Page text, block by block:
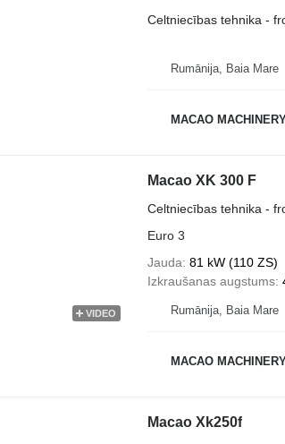
Celtniecības tehnika -
Rumānija, Baia Mare
MACAO
VIDEO
Macao XK 300 F
Celtniecības tehnika -
Euro 3
Jauda 81 kW (110 ZS)
Izkraušanas augstums
Rumānija, Baia Mare
MACAO
Macao Xk250f